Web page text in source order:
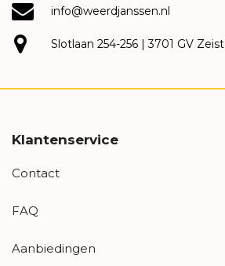
info@weerdjanssen.nl
Slotlaan 254-256 | 3701 GV Zeist
Klantenservice
Contact
FAQ
Aanbiedingen